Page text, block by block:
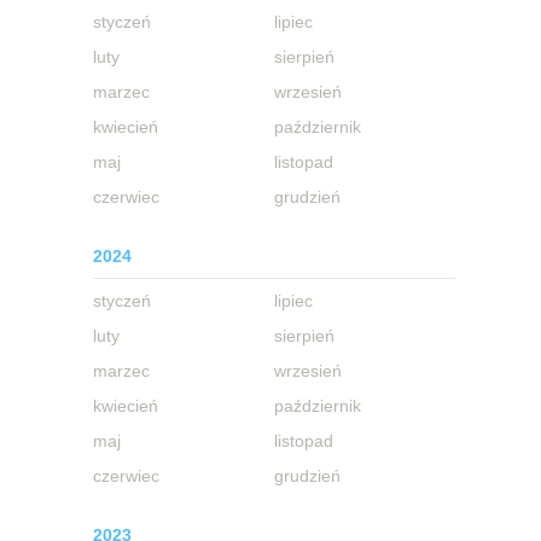
styczeń
luty
marzec
kwiecień
maj
czerwiec
lipiec
sierpień
wrzesień
październik
listopad
grudzień
2024
styczeń
luty
marzec
kwiecień
maj
czerwiec
lipiec
sierpień
wrzesień
październik
listopad
grudzień
2023